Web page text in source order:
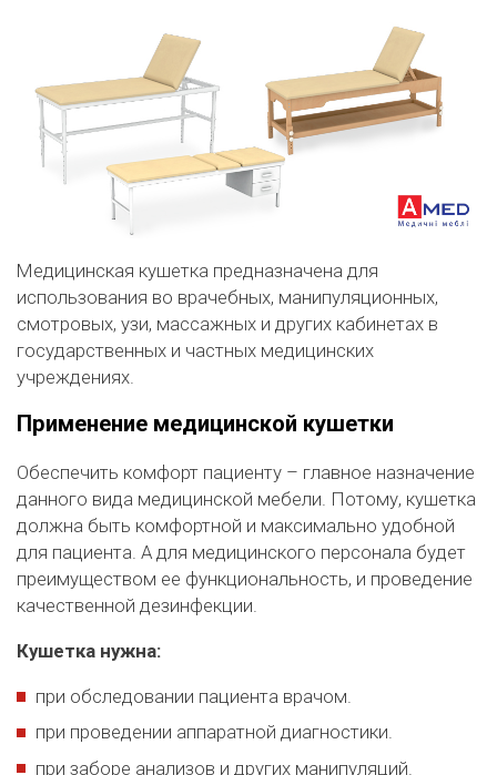
Медицинская кушетка предназначена для
использования во врачебных, манипуляционных,
смотровых, узи, массажных и других кабинетах в
государственных и частных медицинских
учреждениях.
Применение медицинской кушетки
Обеспечить комфорт пациенту – главное назначение
данного вида медицинской мебели. Потому, кушетка
должна быть комфортной и максимально удобной
для пациента. А для медицинского персонала будет
преимуществом ее функциональность, и проведение
качественной дезинфекции.
Кушетка нужна:
при обследовании пациента врачом.
при проведении аппаратной диагностики.
при заборе анализов и других манипуляций.